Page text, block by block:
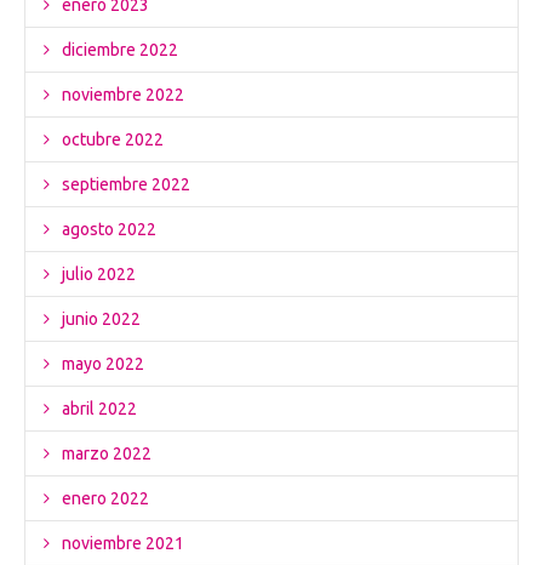
enero 2023
diciembre 2022
noviembre 2022
octubre 2022
septiembre 2022
agosto 2022
julio 2022
junio 2022
mayo 2022
abril 2022
marzo 2022
enero 2022
noviembre 2021